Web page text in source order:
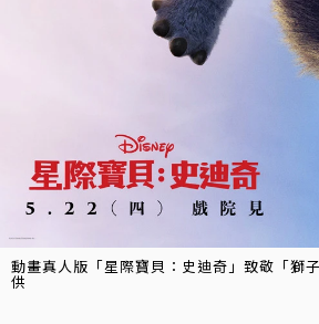
動畫真人版「星際寶貝：史迪奇」致敬「獅
供